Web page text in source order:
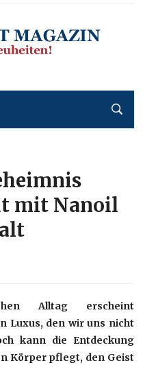
mit Nanoil
Alltag erscheint
Luxus, den wir uns nicht
kann die Entdeckung
Körper pflegt, den Geist